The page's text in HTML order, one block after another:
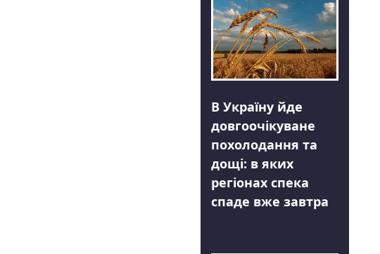
В Україну йде
довгоочікуване
похолодання та
дощі: в яких
регіонах спека
спаде вже завтра